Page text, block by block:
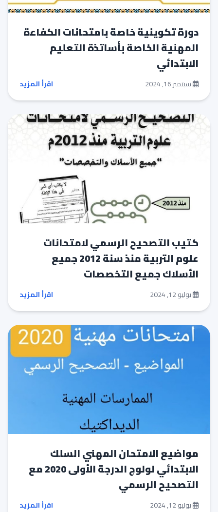
دورة تكوينية خاصة بامتحانات الكفاءة
المهنية الخاصة بأساتذة التعليم
الابتدائي
سبتمبر 16, 2024 اقرأ المزيد
كتيب التصحيح الرسمي لامتحانات
علوم التربية منذ سنة 2012 جميع
الأسلاك جميع التخصصات
يوليو 12, 2024 اقرأ المزيد
مواضيع الامتحان المهني السلك
الابتدائي لولوج الدرجة الأولى 2020 مع
التصحيح الرسمي
يوليو 12, 2024 اقرأ المزيد